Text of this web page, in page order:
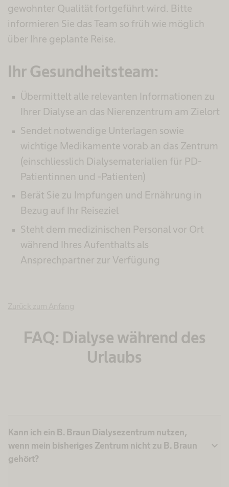
gewohnter Qualität fortgeführt wird. Bitte
informieren Sie das Team so früh wie möglich
über Ihre geplante Reise.
Ihr Gesundheitsteam:
Übermittelt alle relevanten Informationen zu
Ihrer Dialyse an das Nierenzentrum am Zielort
Sendet notwendige Unterlagen sowie
wichtige Medikamente vorab an das Zentrum
(einschliesslich Dialysematerialien für PD-
Patientinnen und -Patienten)
Berät Sie zu Impfungen und Ernährung in
Bezug auf Ihr Reiseziel
Steht dem medizinischen Personal vor Ort
während Ihres Aufenthalts als
Ansprechpartner zur Verfügung
FAQ: Dialyse während des
Urlaubs
Kann ich ein B. Braun Dialysezentrum nutzen,
wenn mein bisheriges Zentrum nicht zu B. Braun
gehört?
expand_more